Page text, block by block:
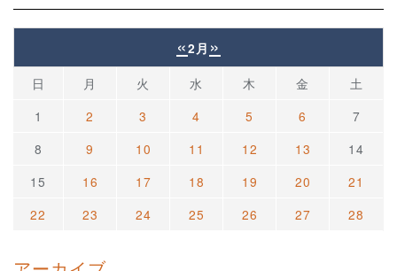
«2月 »
日 月 火 水 木 金
土
1
2 3 4 5 6
7
8
9 10 11 12 13
14
15
16 17 18 19 20
21
22
23 24 25 26 27 28